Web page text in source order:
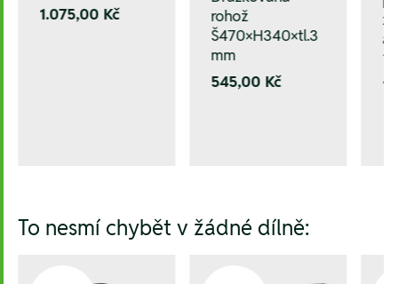
1.075,00 Kč
rohož
Š470×H340×tl.3
mm
545,00 Kč
To nesmí chybět v žádné dílně: